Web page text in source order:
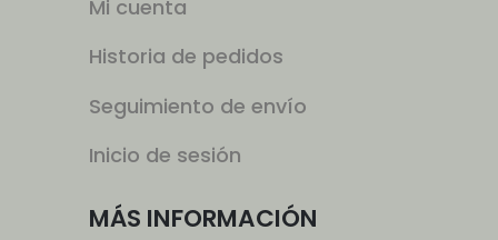
Mi cuenta
Historia de pedidos
Seguimiento de envío
Inicio de sesión
MÁS INFORMACIÓN